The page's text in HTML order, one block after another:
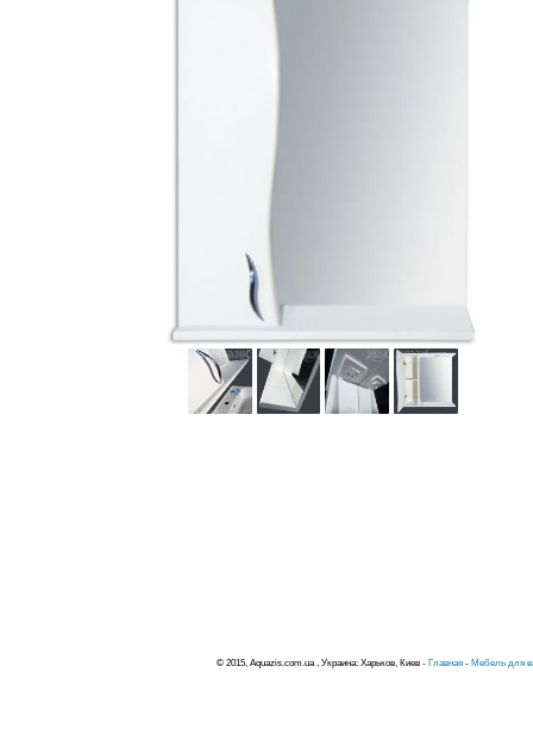
© 2015, Aquazis.com.ua , Украина: Харьков, Киев - Главная- Мебель для